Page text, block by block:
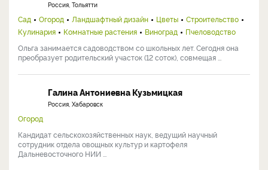
Россия, Тольятти
Сад Огород Ландшафтный дизайн Цветы
Строительство
Кулинария
Комнатные растения Виноград
Пчеловодство
Ольга занимается садоводством со школьных лет. Сегодня она
преобразует родительский участок (12 соток), совмещая ...
Галина Антониевна Кузьмицкая
Россия, Хабаровск
Огород
Кандидат сельскохозяйственных наук, ведущий научный
сотрудник отдела овощных культур и картофеля
Дальневосточного НИИ ...